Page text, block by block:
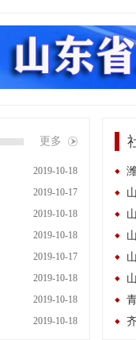
更多
2019-10-18
2019-10-17
2019-10-18
2019-10-18
2019-10-17
2019-10-18
2019-10-18
2019-10-18